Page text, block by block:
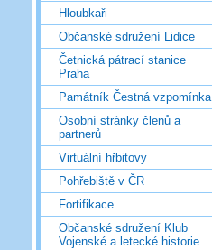
Hloubkaři
Občanské sdružení Lidice
Četnická pátrací stanice
Praha
Památník Čestná vzpomínka
Osobní stránky členů a
partnerů
Virtuální hřbitovy
Pohřebiště v ČR
Fortifikace
Občanské sdružení Klub
Vojenské a letecké historie